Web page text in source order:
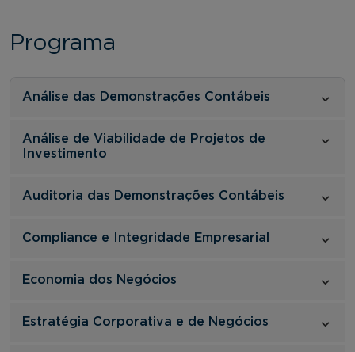
Programa
Análise das Demonstrações Contábeis
Análise de Viabilidade de Projetos de
Investimento
Auditoria das Demonstrações Contábeis
Compliance e Integridade Empresarial
Economia dos Negócios
Estratégia Corporativa e de Negócios